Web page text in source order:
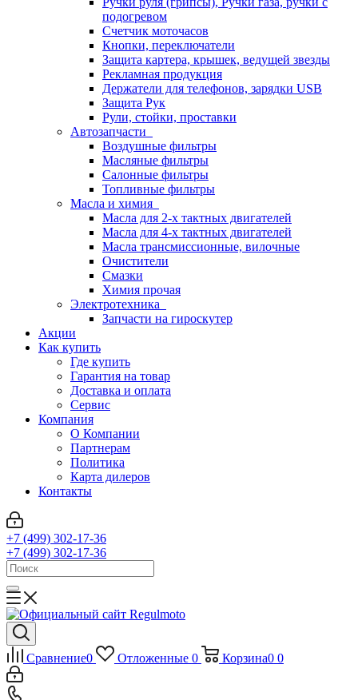
подогревом
Счетчик моточасов
Кнопки, переключатели
Защита картера, крышек, ведущей звезды
Рекламная продукция
Держатели для телефонов, зарядки USB
Защита Рук
Рули, стойки, проставки
Автозапчасти
Воздушные фильтры
Масляные фильтры
Салонные фильтры
Топливные фильтры
Масла и химия
Масла для 2-х тактных двигателей
Масла для 4-х тактных двигателей
Масла трансмиссионные, вилочные
Очистители
Смазки
Химия прочая
Электротехника
Запчасти на гироскутер
Акции
Как купить
Где купить
Гарантия на товар
Доставка и оплата
Сервис
Компания
О Компании
Партнерам
Политика
Карта дилеров
Контакты
+7 (499) 302-17-36
+7 (499) 302-17-36
Сравнение0 Отложенные 0 Корзина0 0